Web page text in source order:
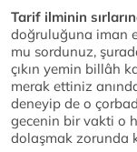
Tarif ilminin
doğruluğuna iman
mu sordunuz,
çıkın yemin billâh
merak ettiniz
deneyip de o
gecenin bir vakti o
dolaşmak zorunda